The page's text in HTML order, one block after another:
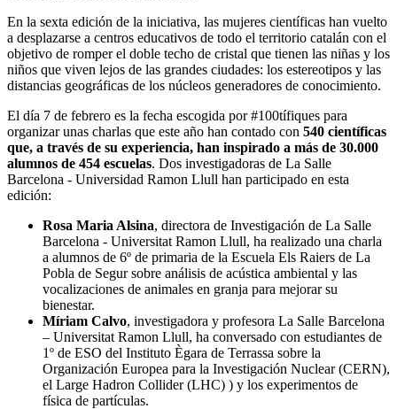
En la sexta edición de la iniciativa, las mujeres científicas han vuelto
a desplazarse a centros educativos de todo el territorio catalán con el
objetivo de romper el doble techo de cristal que tienen las niñas y los
niños que viven lejos de las grandes ciudades: los estereotipos y las
distancias geográficas de los núcleos generadores de conocimiento.
El día 7 de febrero es la fecha escogida por #100tífiques para
organizar unas charlas que este año han contado con 540 científicas
que, a través de su experiencia, han inspirado a más de 30.000
alumnos de 454 escuelas. Dos investigadoras de La Salle
Barcelona - Universidad Ramon Llull han participado en esta
edición:
Rosa Maria Alsina, directora de Investigación de La Salle
Barcelona - Universitat Ramon Llull, ha realizado una charla
a alumnos de 6º de primaria de la Escuela Els Raiers de La
Pobla de Segur sobre análisis de acústica ambiental y las
vocalizaciones de animales en granja para mejorar su
bienestar.
Míriam Calvo, investigadora y profesora La Salle Barcelona
– Universitat Ramon Llull, ha conversado con estudiantes de
1º de ESO del Instituto Ègara de Terrassa sobre la
Organización Europea para la Investigación Nuclear (CERN),
el Large Hadron Collider (LHC) ) y los experimentos de
física de partículas.